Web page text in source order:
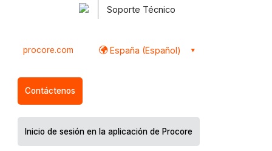
Soporte Técnico
procore.com España (Español)
Contáctenos
Inicio de sesión en la aplicación de Procore